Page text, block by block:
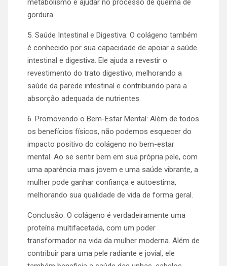
metabolismo e ajudar no processo de queima de
gordura.
5. Saúde Intestinal e Digestiva: O colágeno também
é conhecido por sua capacidade de apoiar a saúde
intestinal e digestiva. Ele ajuda a revestir o
revestimento do trato digestivo, melhorando a
saúde da parede intestinal e contribuindo para a
absorção adequada de nutrientes.
6. Promovendo o Bem-Estar Mental: Além de todos
os benefícios físicos, não podemos esquecer do
impacto positivo do colágeno no bem-estar
mental. Ao se sentir bem em sua própria pele, com
uma aparência mais jovem e uma saúde vibrante, a
mulher pode ganhar confiança e autoestima,
melhorando sua qualidade de vida de forma geral.
Conclusão: O colágeno é verdadeiramente uma
proteína multifacetada, com um poder
transformador na vida da mulher moderna. Além de
contribuir para uma pele radiante e jovial, ele